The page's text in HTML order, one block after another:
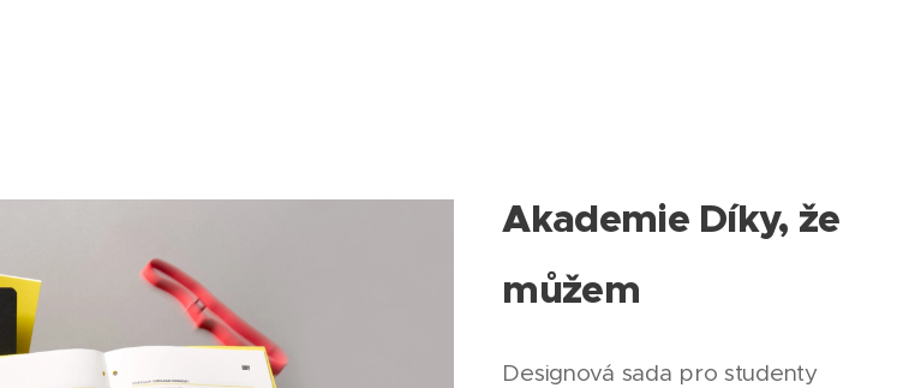
Akademie Díky, že
můžem
Designová sada pro studenty